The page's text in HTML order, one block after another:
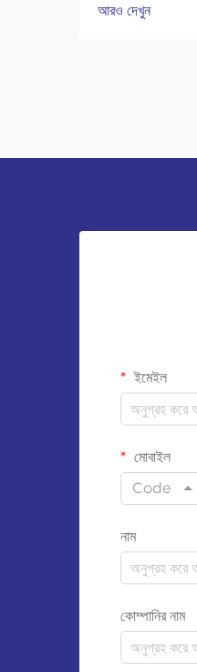
আরও দেখুন
ইমেইল
মোবাইল
Code
নাম
কোম্পানির নাম